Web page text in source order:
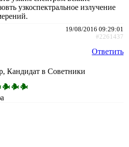
узкоспектральное излучение
19/08/2016 09:29:01
#2261437
Ответить
Кандидат в Советники